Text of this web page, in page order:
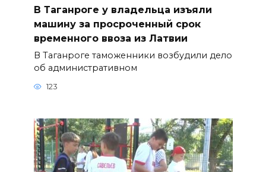
В Таганроге у владельца изъяли
машину за просроченный срок
временного ввоза из Латвии
В Таганроге таможенники возбудили дело
об административном
123